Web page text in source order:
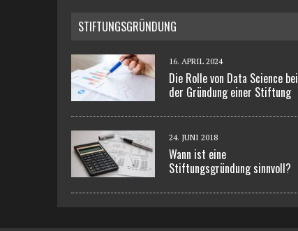
STIFTUNGSGRÜNDUNG
16. APRIL 2024
Die Rolle von Data Science bei
der Gründung einer Stiftung
24. JUNI 2018
Wann ist eine
Stiftungsgründung sinnvoll?